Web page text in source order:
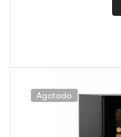
Agotado